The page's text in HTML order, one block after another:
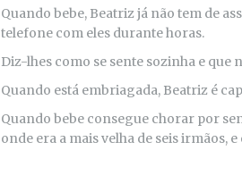
Quando bebe, Beatriz já não tem de
telefone com eles durante horas.
Diz-lhes como se sente sozinha e que
Quando está embriagada, Beatriz é
Quando bebe consegue chorar por
onde era a mais velha de seis irmãos,